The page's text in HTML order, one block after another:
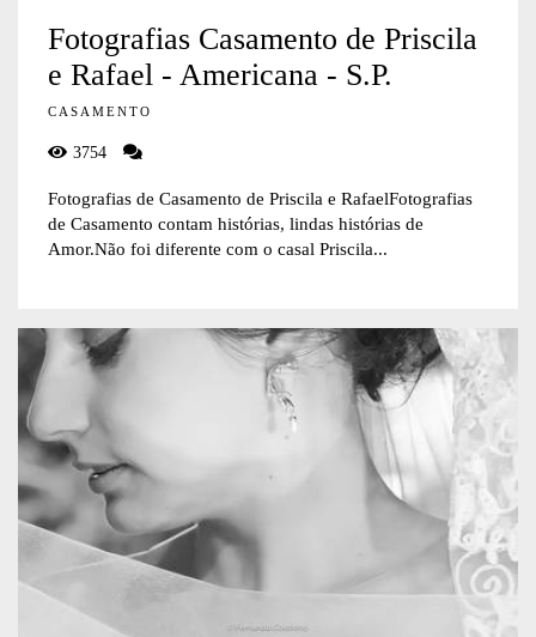
Fotografias Casamento de Priscila
e Rafael - Americana - S.P.
CASAMENTO
3754
Fotografias de Casamento de Priscila e RafaelFotografias
de Casamento contam histórias, lindas histórias de
Amor.Não foi diferente com o casal Priscila...